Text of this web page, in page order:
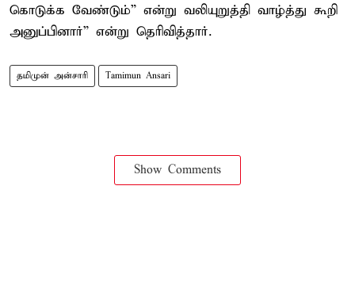
கொடுக்க வேண்டும்” என்று வலியுறுத்தி வாழ்த்து கூறி
அனுப்பினார்” என்று தெரிவித்தார்.
தமிமுன் அன்சாரி Tamimun Ansari
Show Comments